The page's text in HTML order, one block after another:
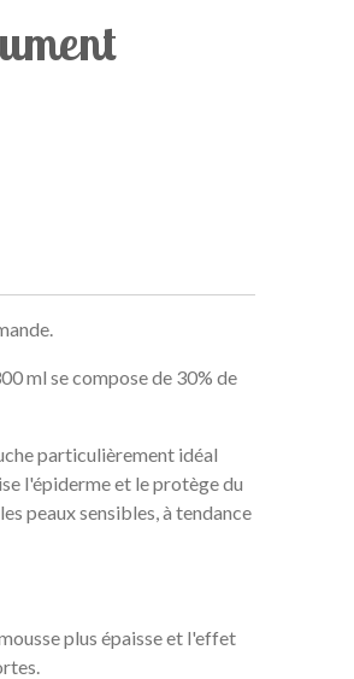
ml se compose de 30% de
particulièrement idéal
l'épiderme et le protège du
peaux sensibles, à tendance
plus épaisse et l'effet